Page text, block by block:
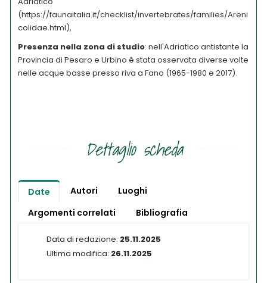
(https://faunaitalia.it/checklist/invertebrates/families/Areni
colidae.html),
Presenza nella zona di studio: nell'Adriatico antistante la
Provincia di Pesaro e Urbino è stata osservata diverse volte
nelle acque basse presso riva a Fano (1965-1980 e 2017).
Dettaglio scheda
Date Autori
Luoghi
Argomenti correlati
Bibliografia
Data di redazione: 25.11.2025
Ultima modifica: 26.11.2025